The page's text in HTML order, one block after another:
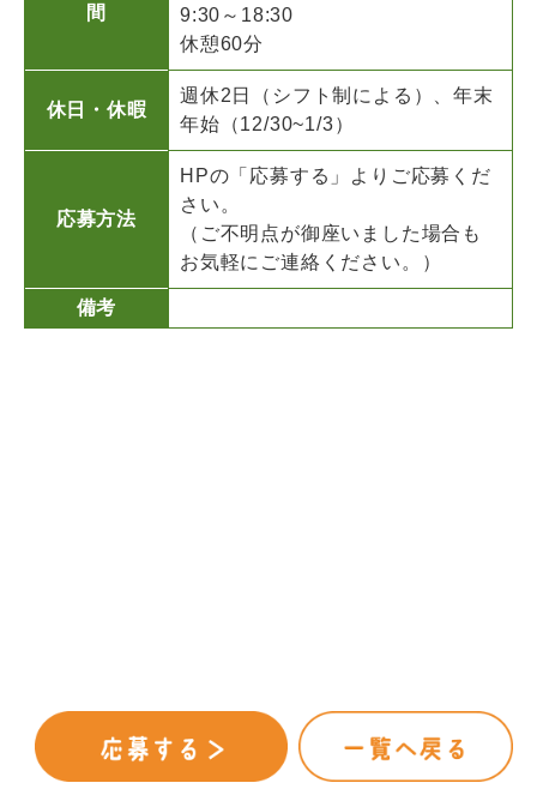
間
9:30～18:30
休憩60分
休日・休暇
週休2日（シフト制による）、年末
年始（12/30~1/3）
応募方法
HPの「応募する」よりご応募くだ
さい。
（ご不明点が御座いました場合も
お気軽にご連絡ください。）
備考